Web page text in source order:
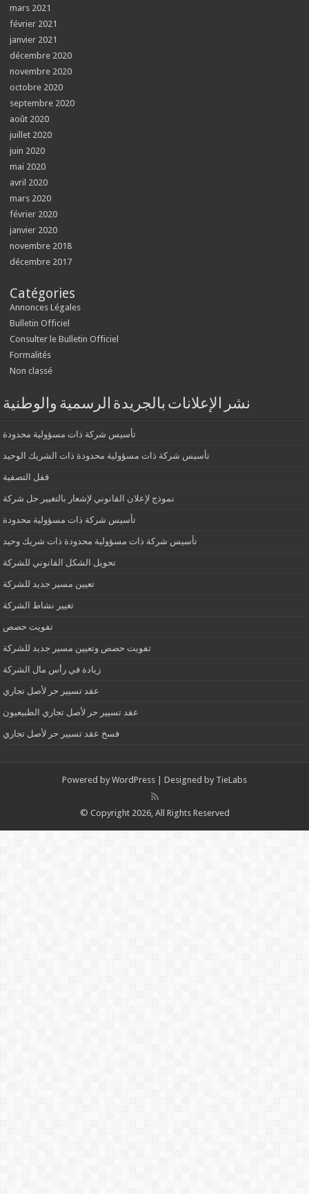
mars 2021
février 2021
janvier 2021
décembre 2020
novembre 2020
octobre 2020
septembre 2020
août 2020
juillet 2020
juin 2020
mai 2020
avril 2020
mars 2020
février 2020
janvier 2020
novembre 2018
décembre 2017
Catégories
Annonces Légales
Bulletin Officiel
Consulter le Bulletin Officiel
Formalités
Non classé
نشر الإعلانات بالجريدة الرسمية والوطنية
تأسيس شركة ذات مسؤولية محدودة
تأسيس شركة ذات مسؤولية محدودة ذات الشريك الوحيد
قفل التصفية
نموذج لإعلان القانوني لإشعار بالتغيير حل شركة
تأسيس شركة ذات مسؤولية محدودة
تأسيس شركة ذات مسؤولية محدودة ذات شريك وحيد
تحويل الشكل القانوني للشركة
تعيين مسير جديد للشركة
تغيير نشاط الشركة
تفويت حصص
تفويت حصص وتعيين مسير جديد للشركة
زيادة في رأس مال الشركة
عقد تسيير حر لأصل تجاري
عقد تسيير حر لأصل تجاري الطبيعيون
فسخ عقد تسيير حر لأصل تجاري
Powered by WordPress | Designed by TieLabs
© Copyright 2026, All Rights Reserved